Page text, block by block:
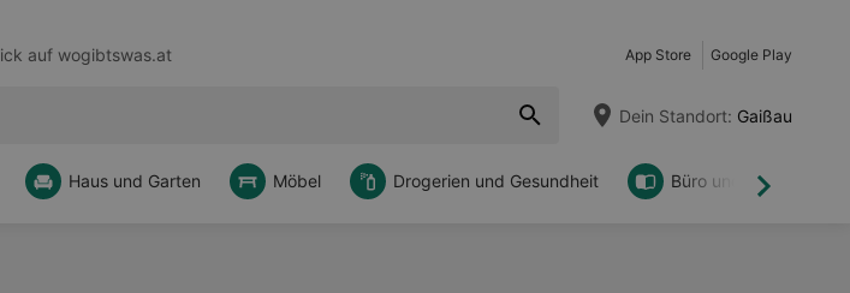
auf wogibtswas.at App Store Google Play
Dein Standort: Gaißau
Weiter
Haus und Garten Möbel Drogerien und Gesundheit Büro und DIY